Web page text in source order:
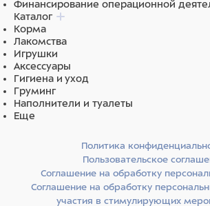
биотин, фолиевая кислота), сухие
яблоко, рыбий жир (лососевый), юкка
цикорий, черника, розмарин,
Bacillus licheniformis).
Питательная ценность:сырой протеин
19%, влага 9%, сырая зола 7,5%, сырая
Энергетическая ценность (средние
397 ккал.
Финансирование операционной
Каталог
Корма
Лакомства
Игрушки
Аксессуары
Гигиена и уход
Груминг
Наполнители и туалеты
Еще
Политика
Пользовательское
Соглашение на обработку
Соглашение на обработку
участия в стимулирующих